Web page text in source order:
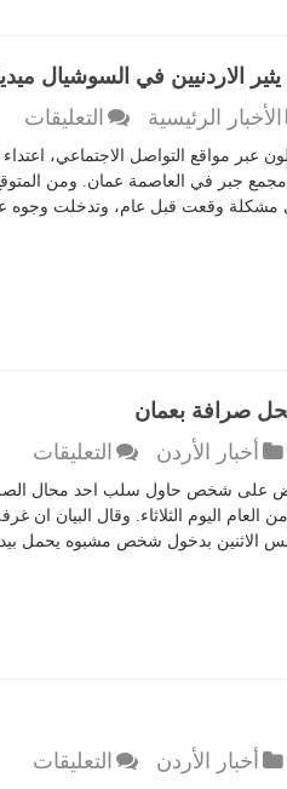
الاردنيين في السوشيال
الأخبار الرئيسية التعليقات
عبر مواقع التواصل الاجتماعي،
جبر في العاصمة عمان. ومن
مشكلة وقعت قبل عام، وتدخلت وجوه
صرافة بعمان
أخبار الأردن التعليقات
القبض على شخص حاول سلب احد محال
اليوم الثلاثاء. وقال البيان ان
بدخول شخص مشبوه يحمل بيده
أخبار الأردن التعليقات